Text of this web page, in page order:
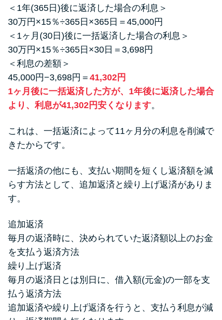
＜1年(365日)後に返済した場合の利息＞
30万円×15％÷365日×365日＝45,000円
＜1ヶ月(30日)後に一括返済した場合の利息＞
30万円×15％÷365日×30日＝3,698円
＜利息の差額＞
45,000円−3,698円＝ 41,302円
1ヶ月後に一括返済した方が、1年後に返済した場合
より、利息が41,302円安くなります。
これは、一括返済によって11ヶ月分の利息を削減で
きたからです。
一括返済の他にも、支払い期間を短くし返済額を減
らす方法として、追加返済と繰り上げ返済がありま
す。
追加返済
毎月の返済時に、決められていた返済額以上のお金
を支払う返済方法
繰り上げ返済
毎月の返済日とは別日に、借入額(元金)の一部を支
払う返済方法
追加返済や繰り上げ返済を行うと、支払う利息が減